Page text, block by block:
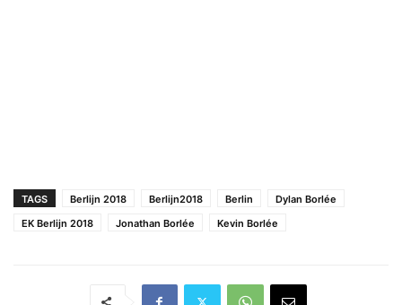
TAGS Berlijn 2018 Berlijn2018 Berlin
Dylan Borlée
EK Berlijn 2018
Jonathan Borlée Kevin Borlée